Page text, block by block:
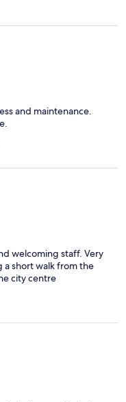
and maintenance.
welcoming staff. Very
a short walk from the
city centre